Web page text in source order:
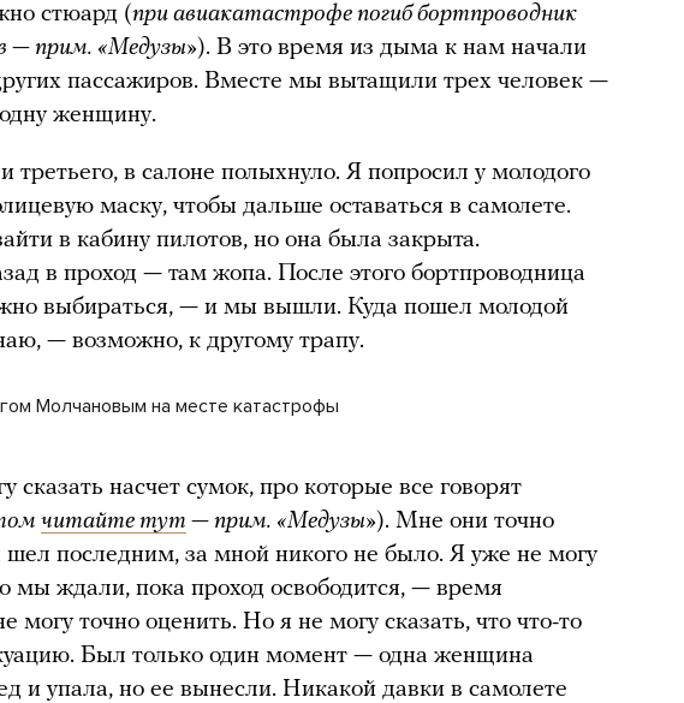
стюард (при авиакатастрофе погиб бортпроводник
— прим. «Медузы»). В это время из дыма к нам начали
пассажиров. Вместе мы вытащили трех человек —
женщину.
третьего, в салоне полыхнуло. Я попросил у молодого
маску, чтобы дальше оставаться в самолете.
в кабину пилотов, но она была закрыта.
в проход — там жопа. После этого бортпроводница
выбираться, — и мы вышли. Куда пошел молодой
— возможно, к другому трапу.
Молчановым на месте катастрофы
сказать насчет сумок, про которые все говорят
читайте тут — прим. «Медузы»). Мне они точно
последним, за мной никого не было. Я уже не могу
мы ждали, пока проход освободится, — время
могу точно оценить. Но я не могу сказать, что что-то
Был только один момент — одна женщина
и упала, но ее вынесли. Никакой давки в самолете